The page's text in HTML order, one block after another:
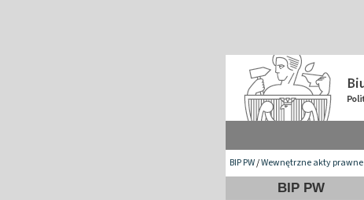
BIP PW/Wewnętrzne akty prawne
BIP PW